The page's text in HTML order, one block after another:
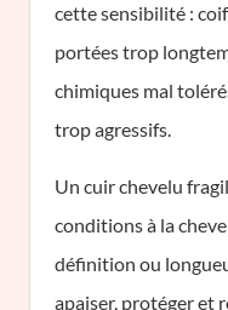
cette sensibilité :
portées trop
chimiques mal
trop agressifs.
Un cuir chevelu
conditions à la
définition ou
apaiser, protéger et